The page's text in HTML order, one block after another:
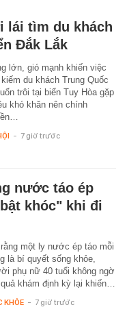
lái tìm du khách
Đắk Lắk
lớn, gió mạnh khiến việc
du khách Trung Quốc
trôi tại biển Tuy Hòa gặp
khó khăn nên chính
- 7 giờ trước
nước táo ép
khóc" khi đi
một ly nước ép táo mỗi
là bí quyết sống khỏe,
phụ nữ 40 tuổi không ngờ
quả khám định kỳ lại khiến…
KHỎE - 7 giờ trước